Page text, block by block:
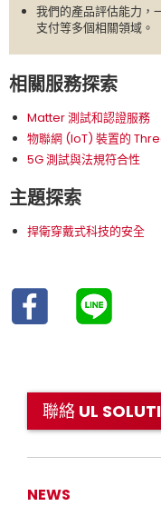
我們的產品評估能力，
支付等多個相關領域。
相關服務探索
Matter 測試和認證服務
物聯網 (IoT) 裝置的
5G 測試與法規符合性
主題探索
捍衛穿戴式科技的安全
聯絡 UL
NEWS